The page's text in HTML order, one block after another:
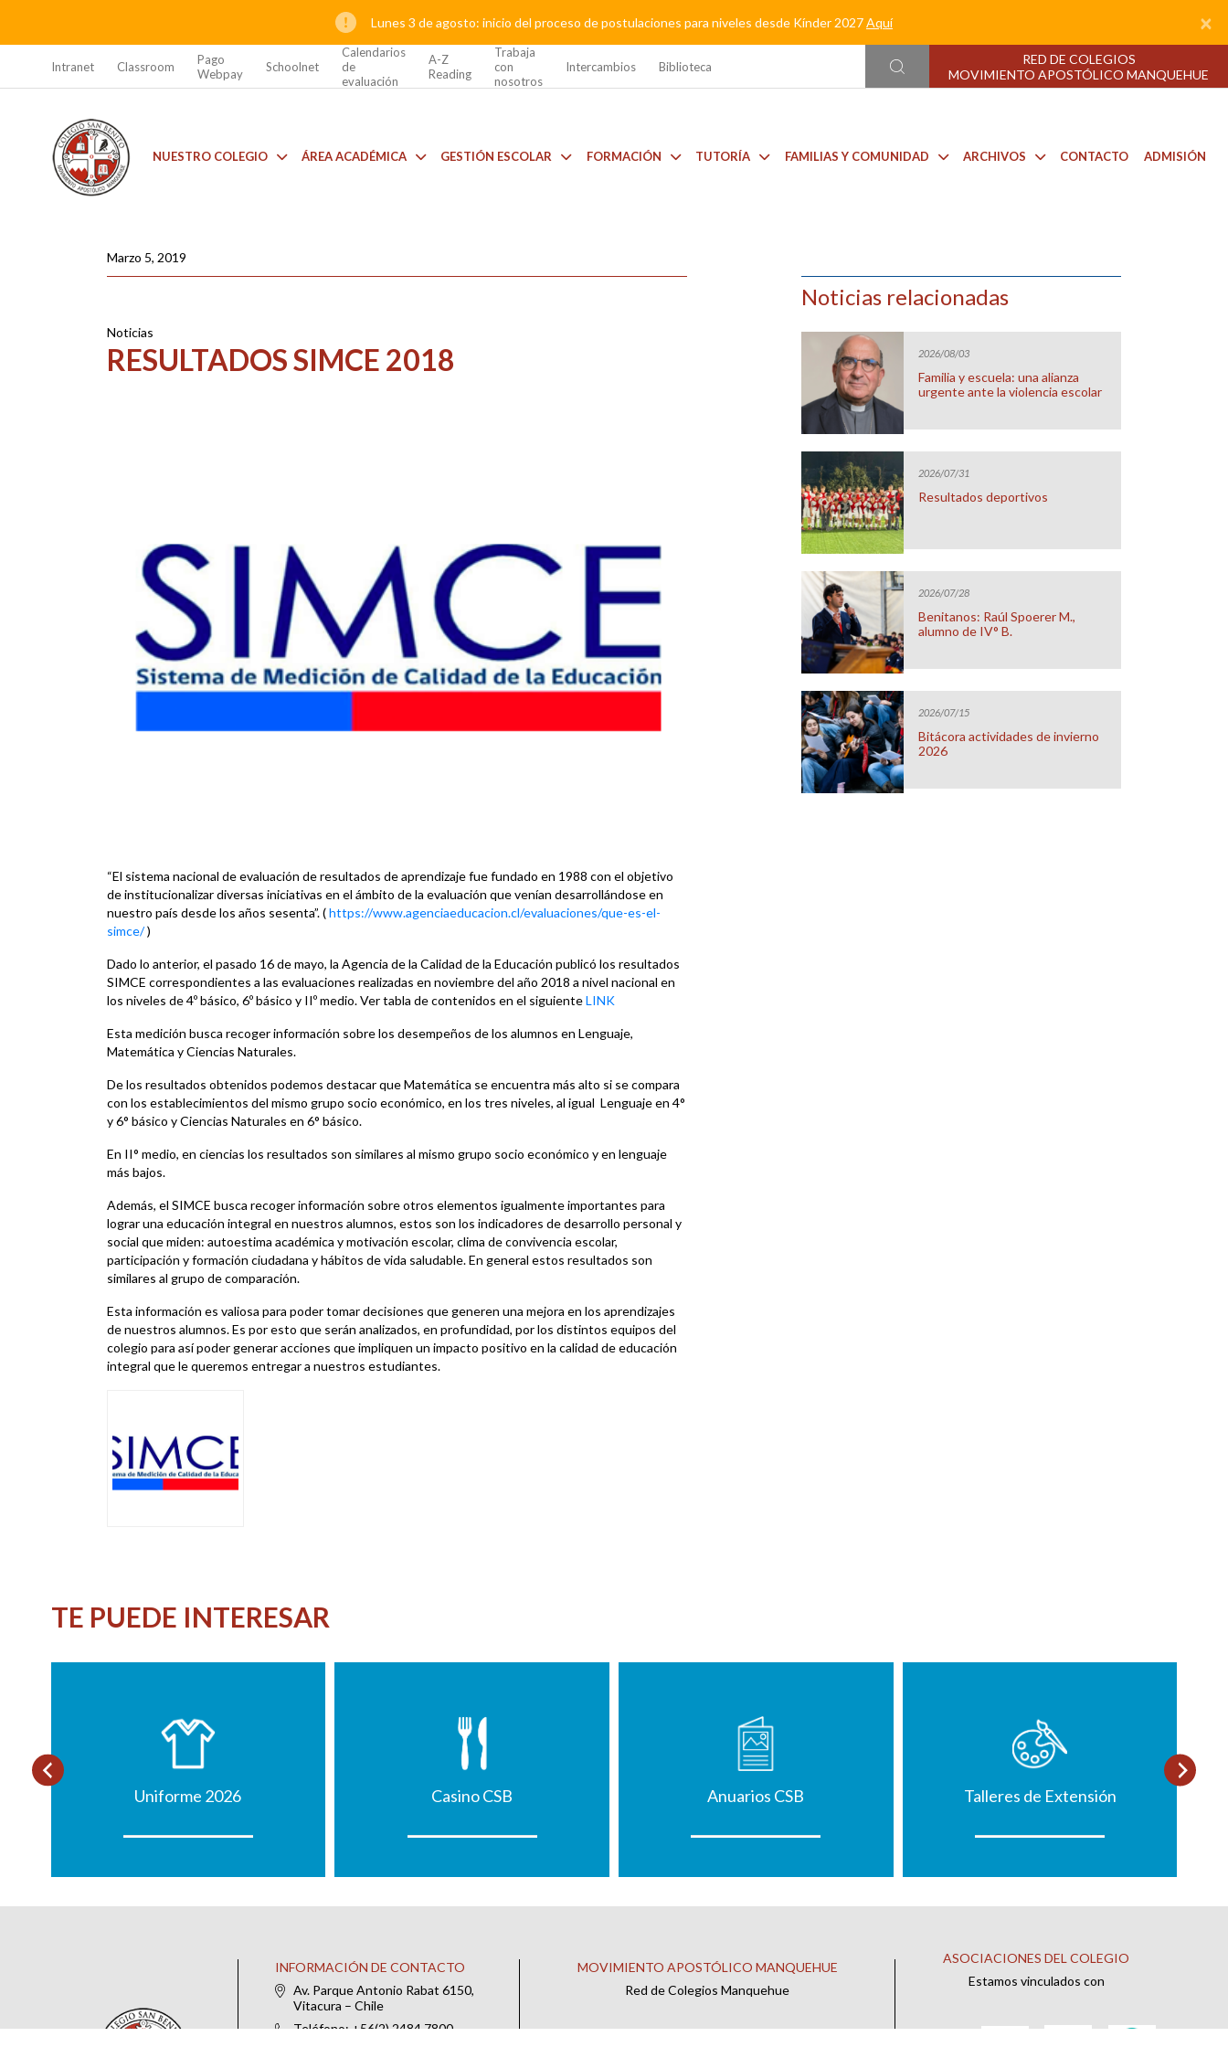
Lunes 3 de agosto: inicio del proceso de postulaciones para niveles desde Kínder 2027Aquí ×
Intranet Classroom
Pago
Webpay
Schoolnet
Calendarios
de
evaluación
A-Z
Reading
Trabaja
con
nosotros
Intercambios Biblioteca
RED DE COLEGIOS
MOVIMIENTO APOSTÓLICO MANQUEHUE
NUESTRO COLEGIO ÁREA ACADÉMICA GESTIÓN ESCOLAR FORMACIÓN TUTORÍA FAMILIAS Y COMUNIDAD ARCHIVOS CONTACTO ADMISIÓN
Marzo 5, 2019
Noticias
RESULTADOS SIMCE 2018
“El sistema nacional de evaluación de resultados de aprendizaje fue fundado en 1988 con el objetivo
de institucionalizar diversas iniciativas en el ámbito de la evaluación que venían desarrollándose en
nuestro país desde los años sesenta”. (https://www.agenciaeducacion.cl/evaluaciones/que-es-el-
simce/)
Dado lo anterior, el pasado 16 de mayo, la Agencia de la Calidad de la Educación publicó los resultados
SIMCE correspondientes a las evaluaciones realizadas en noviembre del año 2018 a nivel nacional en
los niveles de 4º básico, 6º básico y IIº medio. Ver tabla de contenidos en el siguienteLINK
Esta medición busca recoger información sobre los desempeños de los alumnos en Lenguaje,
Matemática y Ciencias Naturales.
De los resultados obtenidos podemos destacar que Matemática se encuentra más alto si se compara
con los establecimientos del mismo grupo socio económico, en los tres niveles, al igual Lenguaje en 4°
y 6° básico y Ciencias Naturales en 6° básico.
En II° medio, en ciencias los resultados son similares al mismo grupo socio económico y en lenguaje
más bajos.
Además, el SIMCE busca recoger información sobre otros elementos igualmente importantes para
lograr una educación integral en nuestros alumnos, estos son los indicadores de desarrollo personal y
social que miden: autoestima académica y motivación escolar, clima de convivencia escolar,
participación y formación ciudadana y hábitos de vida saludable. En general estos resultados son
similares al grupo de comparación.
Esta información es valiosa para poder tomar decisiones que generen una mejora en los aprendizajes
de nuestros alumnos. Es por esto que serán analizados, en profundidad, por los distintos equipos del
colegio para así poder generar acciones que impliquen un impacto positivo en la calidad de educación
integral que le queremos entregar a nuestros estudiantes.
Noticias relacionadas
2026/08/03
Familia y escuela: una alianza
urgente ante la violencia escolar
2026/07/31
Resultados deportivos
2026/07/28
Benitanos: Raúl Spoerer M.,
alumno de IV° B.
2026/07/15
Bitácora actividades de invierno
2026
TE PUEDE INTERESAR
Uniforme 2026 Casino CSB Anuarios CSB Talleres de Extensión
INFORMACIÓN DE CONTACTO
Av. Parque Antonio Rabat 6150,
Vitacura – Chile
Teléfono: +56(2) 2484 7800
MOVIMIENTO APOSTÓLICO MANQUEHUE
Red de Colegios Manquehue
ASOCIACIONES DEL COLEGIO
Estamos vinculados con